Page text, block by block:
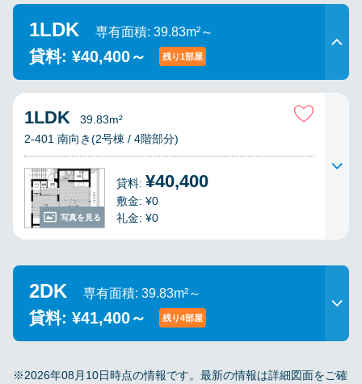
1LDK 専有面積: 39.83m²～
貸料: ¥40,400～ 残り1部屋
写真を見る
1LDK
39.83m²
2-401 南向き(2号棟 / 4階部分)
貸料: ¥40,400
敷金: ¥0
礼金: ¥0
2DK 専有面積: 39.83m²～
貸料: ¥41,400～ 残り4部屋
※2026年08月10日時点の情報です。最新の情報は詳細図面をご確